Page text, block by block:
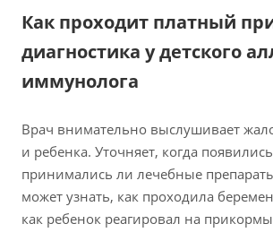
Как проходит платный
диагностика у детского
иммунолога
Врач внимательно выслушивает
и ребенка. Уточняет, когда
принимались ли лечебные
может узнать, как проходила
как ребенок реагировал на